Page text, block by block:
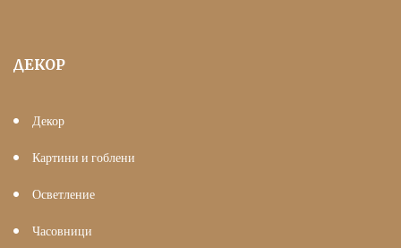
ДЕКОР
Декор
Картини и гоблени
Осветление
Часовници